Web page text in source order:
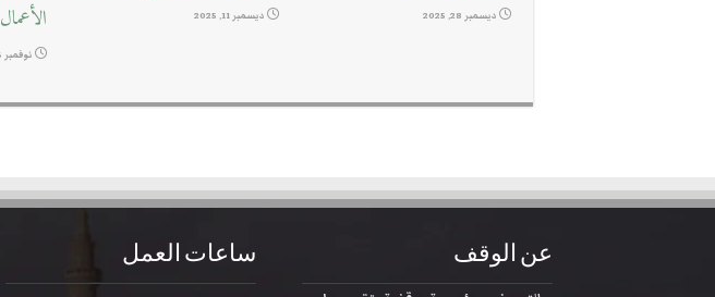
ديسمبر 28, 2025 ديسمبر 11, 2025
الأعمال
نوفمبر 16, 2025
عن الوقف ساعات العمل